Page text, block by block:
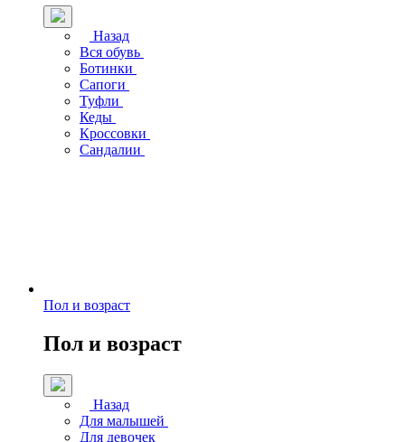
Назад
Вся обувь
Ботинки
Сапоги
Туфли
Кеды
Кроссовки
Сандалии
Пол и возраст
Пол и возраст
Назад
Для малышей
Для девочек